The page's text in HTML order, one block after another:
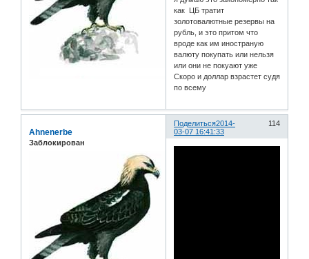
как ЦБ тратит
золотовалютные резервы на
рубль, и это притом что
вроде как им иностраную
валюту покупать или нельзя
или они не покуают уже
Скоро и доллар взрастет судя
по всему
Поделиться 114
2014-
03-07 16:41:33
Ahnenerbe
Заблокирован